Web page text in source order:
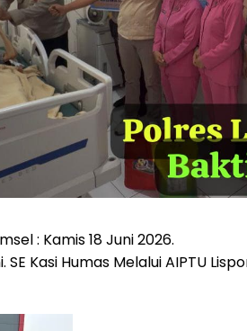
: Kamis 18 Juni 2026.
SE Kasi Humas Melalui AIPTU